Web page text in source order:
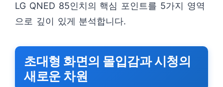
LG QNED 85인치의 핵심 포인트를 5가지 영역
으로 깊이 있게 분석합니다.
초대형 화면의 몰입감과 시청의
새로운 차원